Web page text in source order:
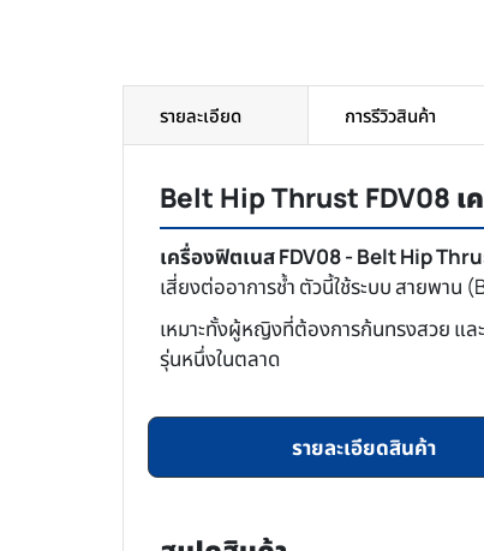
รายละเอียด
Belt Hip Thrust FDV08 เ
เครื่องฟิตเนส FDV08 - Belt Hip
เสี่ยงต่ออาการช้ำ ตัวนี้ใช้ระบบ สายพาน
เหมาะทั้งผู้หญิงที่ต้องการก้นทรงสวย แ
รุ่นหนึ่งในตลาด
รายละเอียดสินค้า
การรีวิวสินค้า